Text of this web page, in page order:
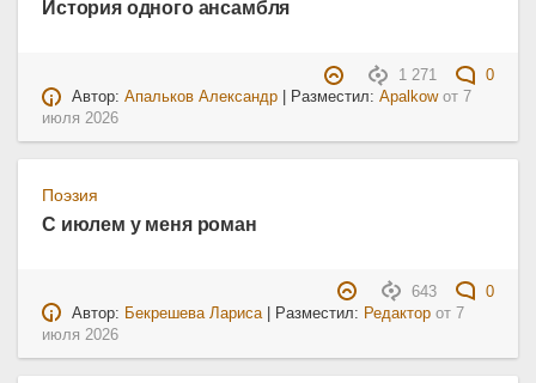
История одного ансамбля
1 271
0
Автор:Апальков Александр | Разместил:Apalkowот 7
июля 2026
Поэзия
С июлем у меня роман
643
0
Автор: Бекрешева Лариса | Разместил: Редактор от7
июля 2026